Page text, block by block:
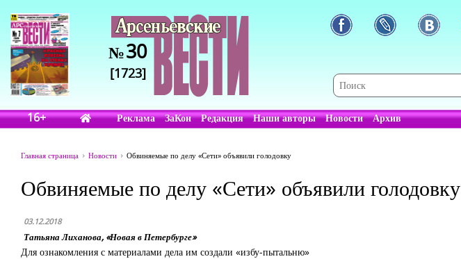
№30
[1723]
16+ Реклама ЗаКон Редакция Наши авторы Новости Архив
Главная страница Новости Обвиняемые по делу «Сети» объявили голодовку
Обвиняемые по делу «Сети» объявили голодовку
03.12.2018
Татьяна Лиханова, «Новая в Петербурге»
Для ознакомления с материалами дела им создали «избу-пытальню»